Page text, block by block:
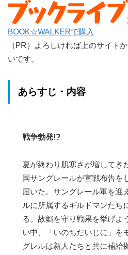
BOOK☆WALKERで購入
（PR）よろしければ上のサイト
いです。
あらすじ・内容
戦争勃発!?
夏が終わり肌寒さが増してき
国サングレールが宣戦布告を
届いた。サングレール軍を迎
ルに所属するギルドマンたち
る。故郷を守り戦果を挙げよ
い中、「いのちだいじに」を
グレルは新人たちと共に補給